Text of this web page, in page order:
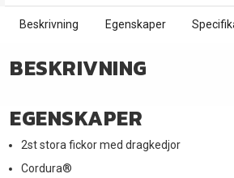
Beskrivning Egenskaper
BESKRIVNING
EGENSKAPER
2st stora fickor med dragkedjor
Cordura®